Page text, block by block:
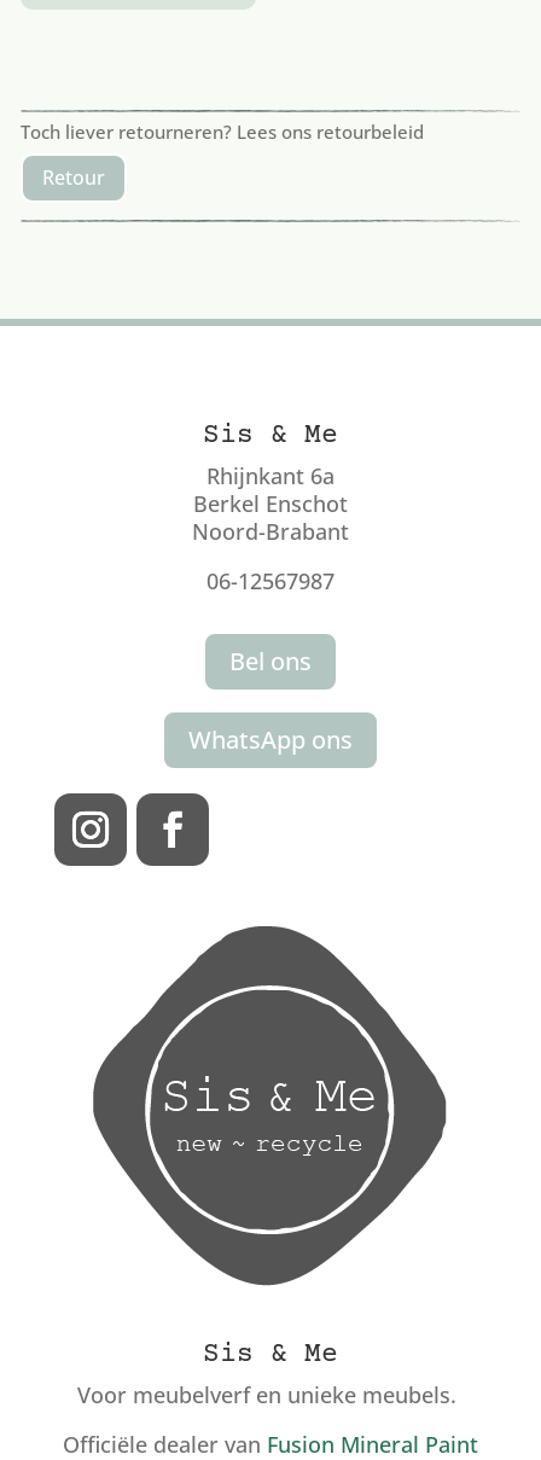
Toch liever retourneren? Lees ons retourbeleid
Retour
Sis & Me
Rhijnkant 6a
Berkel Enschot
Noord-Brabant
06-12567987
Bel ons
WhatsApp ons
Sis & Me
Voor meubelverf en unieke meubels.
Officiële dealer van Fusion Mineral Paint